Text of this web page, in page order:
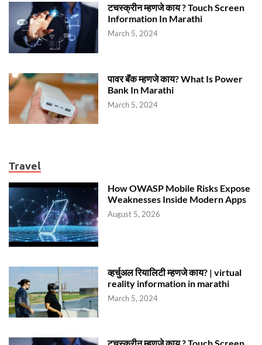
टचस्क्रीन म्हणजे काय ? Touch Screen
Information In Marathi
March 5, 2024
पावर बॅंक म्हणजे काय? What Is Power
Bank In Marathi
March 5, 2024
Travel
How OWASP Mobile Risks Expose
Weaknesses Inside Modern Apps
August 5, 2026
व्हर्चुअल रियालिटी म्हणजे काय? | virtual
reality information in marathi
March 5, 2024